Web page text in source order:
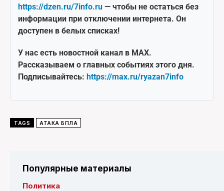
https://dzen.ru/7info.ru — чтобы не остаться без
информации при отключении интернета. Он
доступен в белых списках!
У нас есть новостной канал в MAX.
Рассказываем о главных событиях этого дня.
Подписывайтесь: https://max.ru/ryazan7info
TAGS АТАКА БПЛА
Популярные материалы
Политика